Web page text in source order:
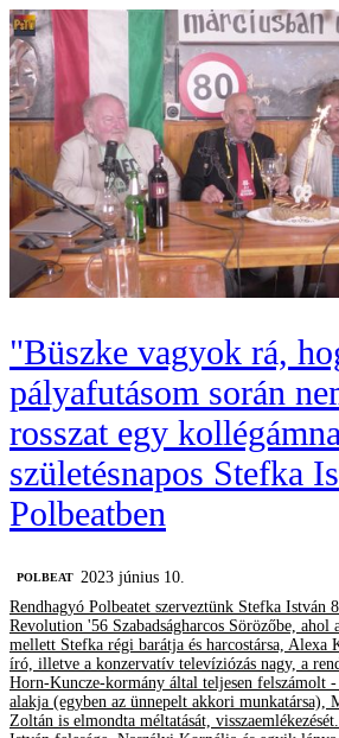
"Büszke vagyok rá,
pályafutásom során
rosszat egy
születésnapos Stefka
Polbeatben
‎POLBEAT 2023 június 10.
Rendhagyó Polbeatet szerveztünk Stefka István
Revolution '56 Szabadságharcos Sörözőbe, ahol
mellett Stefka régi barátja és harcostársa, Alexa
író, illetve a konzervatív televíziózás nagy, a
Horn-Kuncze-kormány által teljesen felszámolt -
alakja (egyben az ünnepelt akkori munkatársa),
Zoltán is elmondta méltatását,